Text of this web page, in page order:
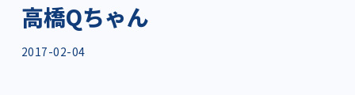
高橋Qちゃん
2017-02-04